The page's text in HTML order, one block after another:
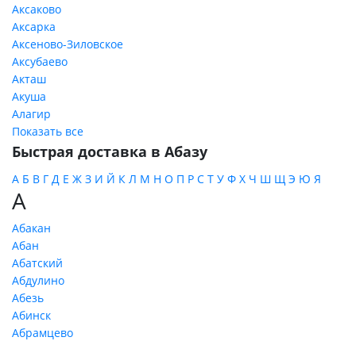
Аксаково
Аксарка
Аксеново-Зиловское
Аксубаево
Акташ
Акуша
Алагир
Показать все
Быстрая доставка в Абазу
А Б В Г Д Е Ж З И Й К Л М Н О П Р С Т У Ф Х Ч Ш Щ Э Ю Я
А
Абакан
Абан
Абатский
Абдулино
Абезь
Абинск
Абрамцево